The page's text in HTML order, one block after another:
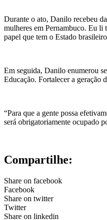
Durante o ato, Danilo recebeu
mulheres em Pernambuco. Eu li
papel que tem o Estado
Em seguida, Danilo enumerou
Educação. Fortalecer a geração
“Para que a gente possa
será obrigatoriamente ocupado
Compartilhe:
Share on facebook
Facebook
Share on twitter
Twitter
Share on linkedin